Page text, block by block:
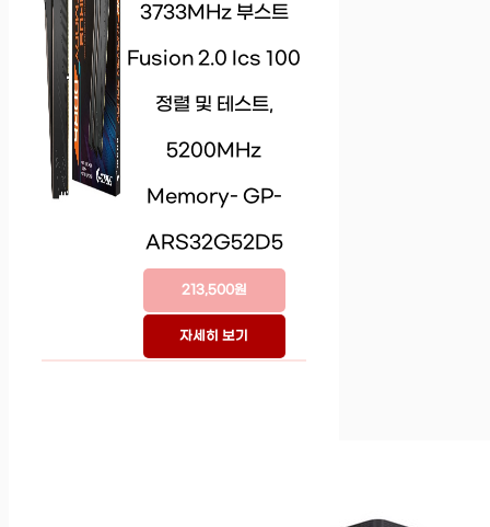
3733MHz 부스트
Fusion 2.0 Ics 100
정렬 및 테스트,
5200MHz
Memory- GP-
ARS32G52D5
213,500원
자세히 보기